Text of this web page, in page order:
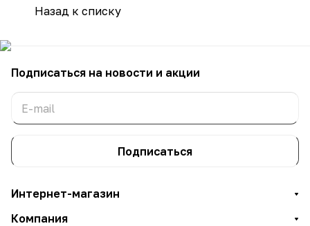
Назад к списку
Подписаться на новости и акции
Подписаться
Интернет-магазин
Компания